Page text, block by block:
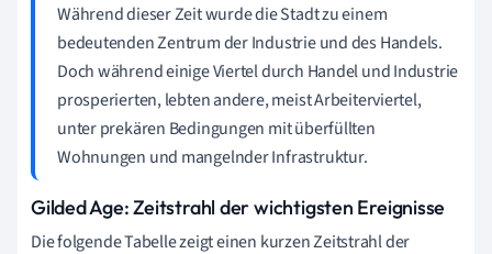
Während dieser Zeit wurde die Stadt zu einem
bedeutenden Zentrum der Industrie und des Handels.
Doch während einige Viertel durch Handel und Industrie
prosperierten, lebten andere, meist Arbeiterviertel,
unter prekären Bedingungen mit überfüllten
Wohnungen und mangelnder Infrastruktur.
Gilded Age: Zeitstrahl der wichtigsten Ereignisse
Die folgende Tabelle zeigt einen kurzen Zeitstrahl der